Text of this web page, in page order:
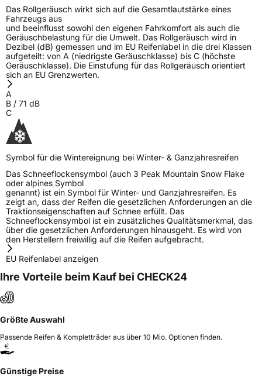
3PMSF / Schneeflockensymbol / Alpine-Symbol
EPREL ID1202642
Allgemeine Produktsicherheit (GPSR)
Verantwortliche
in der EU
Province China, www.zodotire.cn,
info@zodotire.cn
Das Rollgeräusch wirkt sich auf die Gesamtlautstärke eines
Fahrzeugs aus
und beeinflusst sowohl den eigenen Fahrkomfort als auch die
Geräuschbelastung für die Umwelt. Das Rollgeräusch wird in
Dezibel (dB) gemessen und im EU Reifenlabel in die drei Klassen
aufgeteilt: von A (niedrigste Geräuschklasse) bis C (höchste
Geräuschklasse). Die Einstufung für das Rollgeräusch orientiert
sich an EU Grenzwerten.
A
B / 71 dB
C
Symbol für die Wintereignung bei Winter- & Ganzjahresreifen
Das Schneeflockensymbol (auch 3 Peak Mountain Snow Flake
oder alpines Symbol
genannt) ist ein Symbol für Winter- und Ganzjahresreifen. Es
zeigt an, dass der Reifen die gesetzlichen Anforderungen an die
Traktionseigenschaften auf Schnee erfüllt. Das
Schneeflockensymbol ist ein zusätzliches Qualitätsmerkmal, das
über die gesetzlichen Anforderungen hinausgeht. Es wird von
den Herstellern freiwillig auf die Reifen aufgebracht.
EU Reifenlabel anzeigen
Ihre Vorteile beim Kauf bei CHECK24
Größte Auswahl
Passende Reifen & Kompletträder aus über 10 Mio. Optionen finden.
Günstige Preise